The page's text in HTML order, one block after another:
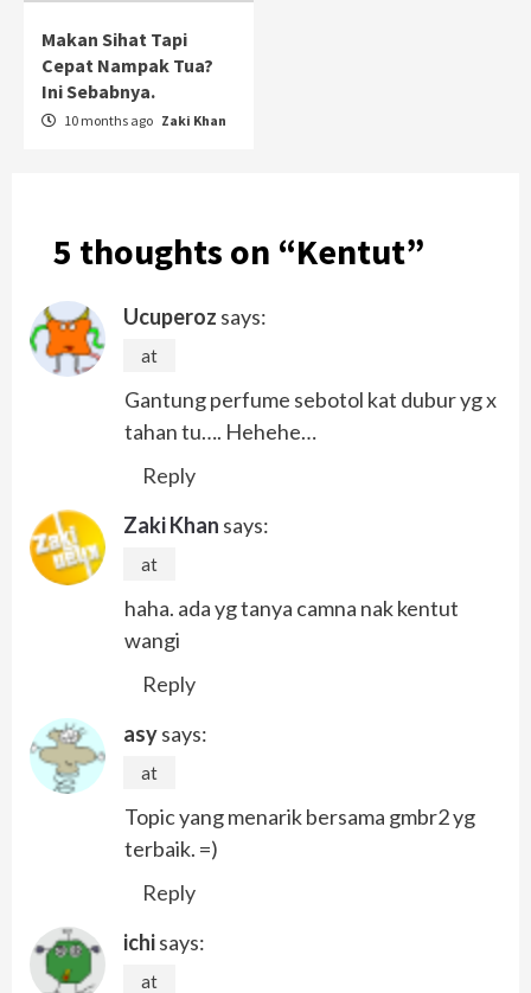
Makan Sihat Tapi
Cepat Nampak Tua?
Ini Sebabnya.
10 months ago Zaki Khan
5 thoughts on “Kentut”
Ucuperoz says:
at
Gantung perfume sebotol kat dubur yg x
tahan tu…. Hehehe…
Reply
Zaki Khan says:
at
haha. ada yg tanya camna nak kentut
wangi
Reply
asysays:
at
Topic yang menarik bersama gmbr2 yg
terbaik. =)
Reply
ichisays:
at